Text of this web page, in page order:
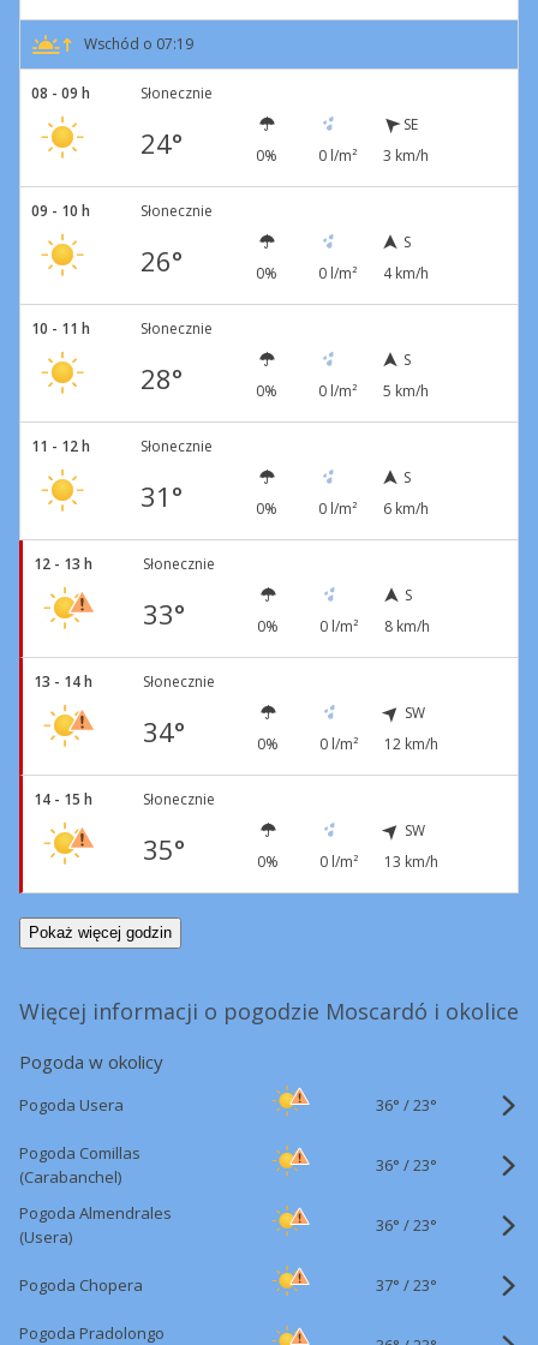
Wschód o 07:19
08 - 09 h Słonecznie
24° 0% 0 l/m²
SE
3 km/h
09 - 10 h Słonecznie
26° 0% 0 l/m²
S
4 km/h
10 - 11 h Słonecznie
28° 0% 0 l/m²
S
5 km/h
11 - 12 h Słonecznie
31° 0% 0 l/m²
S
6 km/h
12 - 13 h Słonecznie
33° 0% 0 l/m²
S
8 km/h
13 - 14 h Słonecznie
34° 0% 0 l/m²
SW
12 km/h
14 - 15 h Słonecznie
35° 0% 0 l/m²
SW
13 km/h
Pokaż więcej godzin
Więcej informacji o pogodzie Moscardó i okolice
Pogoda w okolicy
Pogoda Usera 36° /23°
Pogoda Comillas
(Carabanchel)
36° /23°
Pogoda Almendrales
(Usera)
36° /23°
Pogoda Chopera 37° /23°
Pogoda Pradolongo